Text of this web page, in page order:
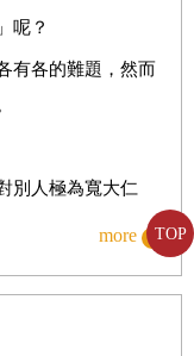
TOP
心魔」
呢？
有各的難題，然而
別人極為寬大仁
more